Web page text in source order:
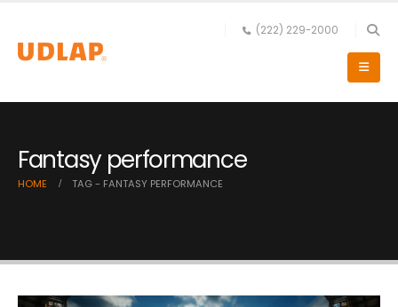
(222) 229-2000
Fantasy performance
HOME TAG - FANTASY PERFORMANCE